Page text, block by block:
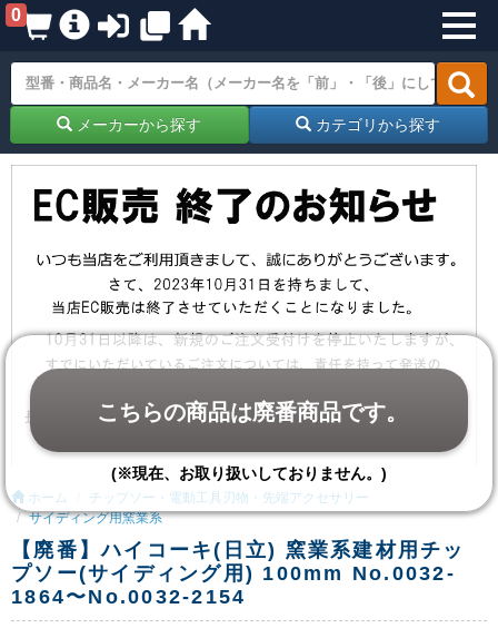
0
メーカーから探す カテゴリから探す
ホーム
チップソー・電動工具刃物・先端アクセサリー
サイディング用窯業系
【廃番】ハイコーキ(日立) 窯業系建材用チッ
プソー(サイディング用) 100mm No.0032-
1864〜No.0032-2154
こちらの商品は廃番商品です。
(※現在、お取り扱いしておりません。)